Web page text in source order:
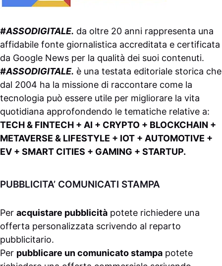
#ASSODIGITALE. da oltre 20 anni rappresenta una
affidabile fonte giornalistica accreditata e certificata
da Google News per la qualità dei suoi contenuti.
#ASSODIGITALE. è una testata editoriale storica che
dal 2004 ha la missione di raccontare come la
tecnologia può essere utile per migliorare la vita
quotidiana approfondendo le tematiche relative a:
TECH & FINTECH + AI + CRYPTO + BLOCKCHAIN +
METAVERSE & LIFESTYLE + IOT + AUTOMOTIVE +
EV + SMART CITIES + GAMING + STARTUP.
PUBBLICITA’ COMUNICATI STAMPA
Per acquistare pubblicità potete richiedere una
offerta personalizzata scrivendo al reparto
pubblicitario.
Per pubblicare un comunicato stampa potete